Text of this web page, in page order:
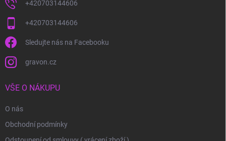
+420703144606
+420703144606
Sledujte nás na Facebooku
gravon.cz
VŠE O NÁKUPU
O nás
Obchodní podmínky